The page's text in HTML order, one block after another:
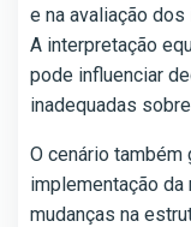
e na avaliação
A interpretação
pode influenciar
inadequadas
O cenário também
implementação
mudanças na